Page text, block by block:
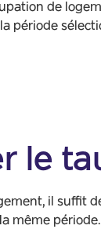
de
période
le
il suffit
même période.